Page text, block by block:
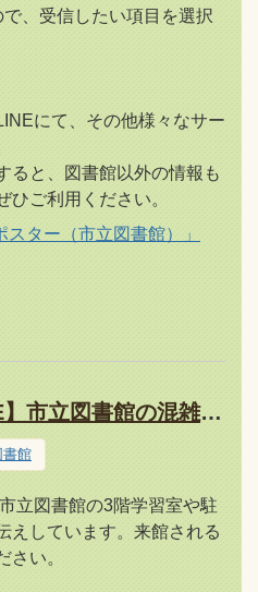
、受信したい項目を選択
にて、その他様々なサー
ると、図書館以外の情報も
ひご利用ください。
スター（市立図書館）」
【四日市市公式LINE】市立図書館の混雑状況が確認できます
書館
立図書館の3階学習室や駐
えしています。来館される
さい。